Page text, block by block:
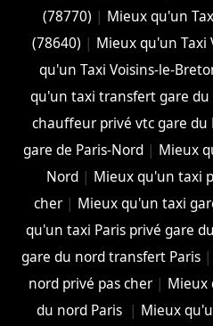
(78770) | Mieux qu'un
(78640) | Mieux qu'un Taxi
qu'un Taxi Voisins-le-
qu'un taxi transfert gare du
chauffeur privé vtc gare du
gare de Paris-Nord | Mieux
Nord| Mieux qu'un taxi
cher | Mieux qu'un taxi
qu'un taxi Paris privé gare
gare du nord transfert Paris|
nord privé pas cher | Mieux
du nord Paris | Mieux